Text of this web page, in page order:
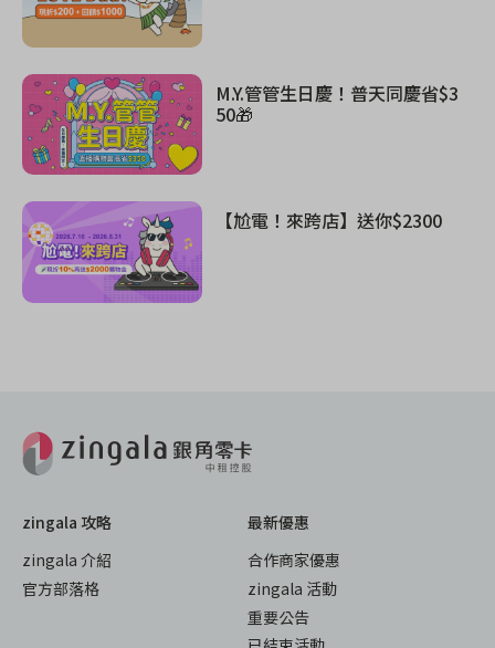
M.Y.管管生日慶！普天同慶省$3
50🎁
【尬電！來跨店】送你$2300
zingala 攻略
zingala 介紹
官方部落格
最新優惠
合作商家優惠
zingala 活動
重要公告